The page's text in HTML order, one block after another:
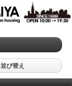
並び替え